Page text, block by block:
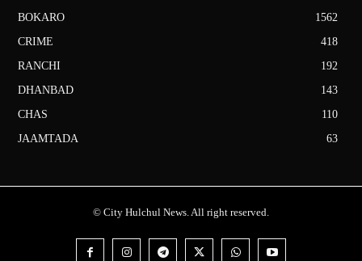
BOKARO
1562
CRIME
418
RANCHI
192
DHANBAD
143
CHAS
110
JAAMTADA
63
© City Hulchul News. All right reserved.